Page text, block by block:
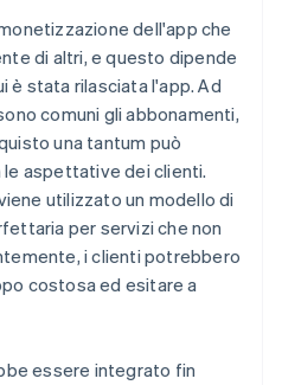
dell'app che
di altri, e questo dipende
è stata rilasciata l'app. Ad
comuni gli abbonamenti,
una tantum può
aspettative dei clienti.
utilizzato un modello di
per servizi che non
i clienti potrebbero
costosa ed esitare a
essere integrato fin